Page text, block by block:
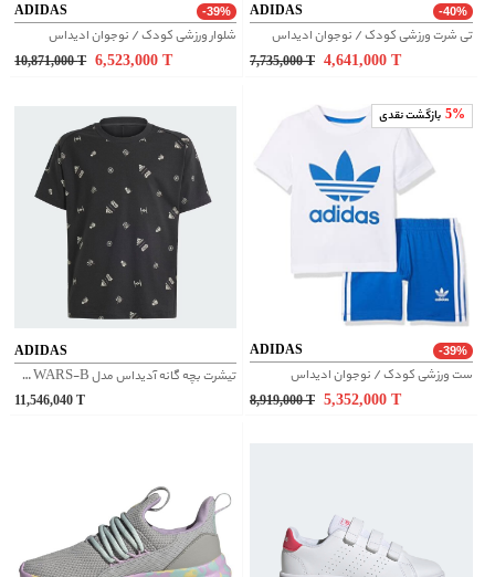
ADIDAS -39%
شلوار ورزشی کودک / نوجوان ادیداس
10,871,000 T 6,523,000
ADIDAS -40%
تی شرت ورزشی کودک / نوجوان ادیداس
7,735,000 T 4,641,000
ADIDAS
تیشرت بچه گانه آدیداس مدل STAR WARS-B کد IN7287
11,546,040
5% بازگشت نقدی
ADIDAS -39%
ست ورزشی کودک / نوجوان ادیداس
8,919,000 T 5,352,000